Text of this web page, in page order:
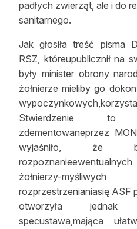
O nas
Prenumerata
Reklama
Zostań autorem
Archiwum
Kontakt
padłych zwierząt, ale i do
sanitarnego.
Jak głosiła treść pisma
RSZ, któreupublicznił na
były minister obrony
żołnierze mieliby go
Stwierdzenie to
zdementowaneprzez
wyjaśniło,
żołnierzy-
rozprzestrzenianiasię ASF
otworzyła jednak
specustawa,mająca